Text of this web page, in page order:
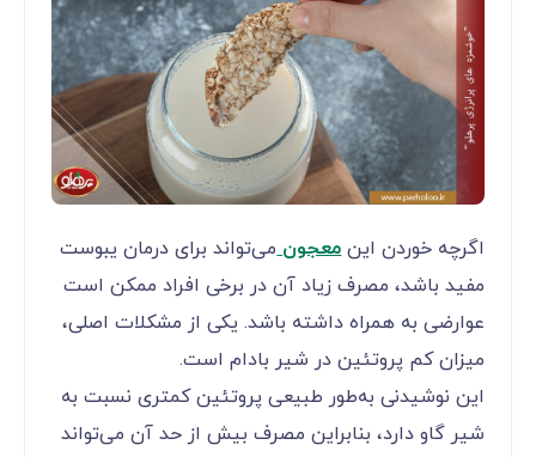
اگرچه خوردن اینمعجونمی‌تواند برای درمان یبوست
مفید باشد، مصرف زیاد آن در برخی افراد ممکن است
عوارضی به همراه داشته باشد. یکی از مشکلات اصلی،
میزان کم پروتئین در شیر بادام است.
این نوشیدنی به‌طور طبیعی پروتئین کمتری نسبت به
شیر گاو دارد، بنابراین مصرف بیش از حد آن می‌تواند